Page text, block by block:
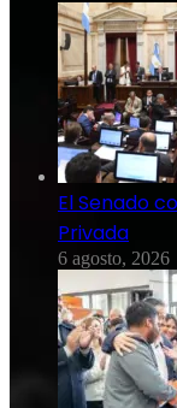
El Senado
Privada
6 agosto, 2026